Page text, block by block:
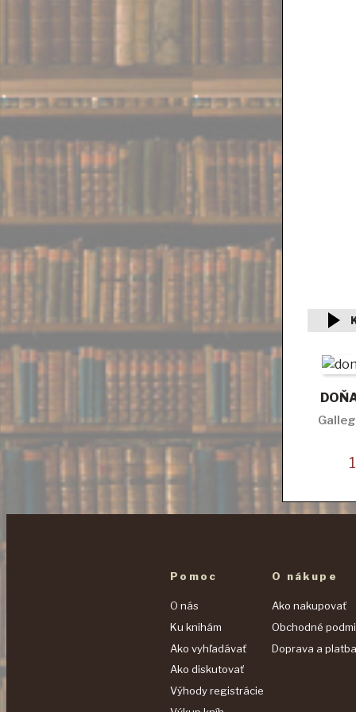
Pomoc
O nás
Ku knihám
Ako vyhľadávať
Ako diskutovať
Výhody registrácie
O nákupe
Ako nakupovať
Obchodné
Doprava a platba